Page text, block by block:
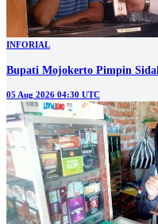
INFORIAL
Bupati Mojokerto Pimpin
05 Aug 2026 04:30 UTC